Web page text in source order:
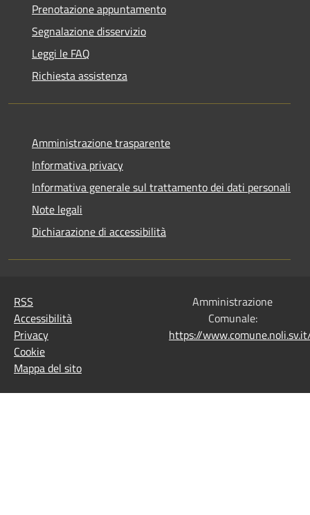
Prenotazione appuntamento
Segnalazione disservizio
Leggi le FAQ
Richiesta assistenza
Amministrazione trasparente
Informativa privacy
Informativa generale sul trattamento dei dati personali
Note legali
Dichiarazione di accessibilità
RSS
Accessibilità
Privacy
Cookie
Mappa del sito
Amministrazione
Comunale:
https://